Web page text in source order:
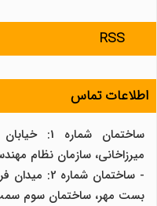
RSS
اطلاعات تماس
ساختمان
میرزاخانی، سازمان نظام
- ساختمان
بست مهر، ساختمان سوم